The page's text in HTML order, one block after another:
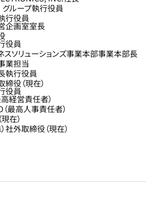
グループ執行役員
行役員
企画室室長
役員
スソリューションズ事業本部事業本部長
業担当
執行役員
役（現在）
役員
経営責任者）
最高人事責任者）
在）
社外取締役（現在）